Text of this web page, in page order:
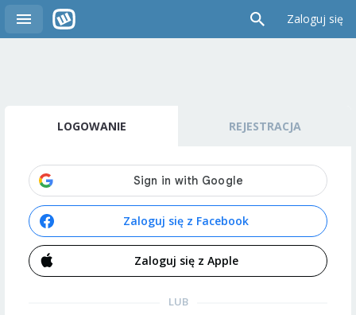
Zaloguj się
LOGOWANIE REJESTRACJA
Zaloguj się z Facebook
Zaloguj się z Apple
LUB